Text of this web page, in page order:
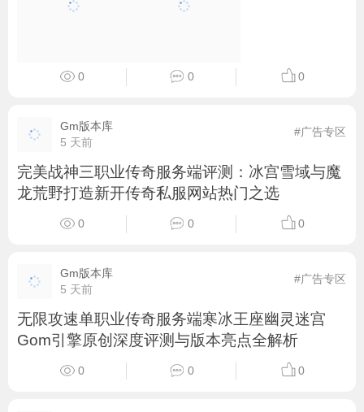
0 0 0
Gm版本库
5 天前
#广告专区
完美战神三职业传奇服务端评测：冰宫雪域与魔
龙荒野打造新开传奇私服网站热门之选
0 0 0
Gm版本库
5 天前
#广告专区
无限攻速单职业传奇服务端寒冰王座幽灵迷宫
Gom引擎原创深度评测与版本亮点全解析
0 0 0